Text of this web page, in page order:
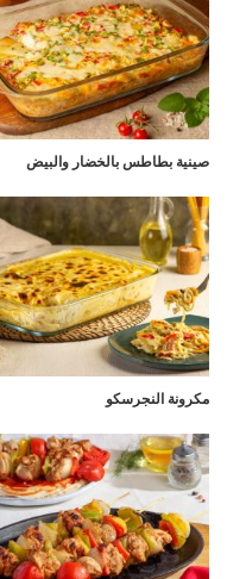
صينية بطاطس بالخضار والبيض
مكرونة النجرسكو